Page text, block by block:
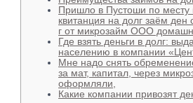
Пришло в Пустоши по месту
квитанция на долг заём ден
г от микрозайм ООО
Где взять деньги в долг:
населению в компании
Мне надо снять
за мат, капитал, через
оформляли,
Какие компании привозят